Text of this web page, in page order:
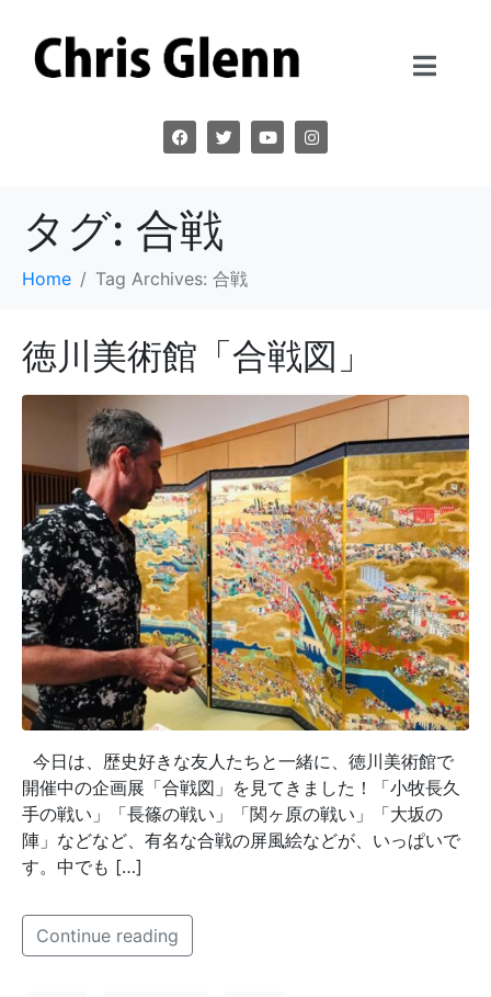
タグ: 合戦
Home Tag Archives: 合戦
徳川美術館「合戦図」
今日は、歴史好きな友人たちと一緒に、徳川美術館で
開催中の企画展「合戦図」を見てきました！「小牧長久
手の戦い」「長篠の戦い」「関ヶ原の戦い」「大坂の
陣」などなど、有名な合戦の屏風絵などが、いっぱいで
す。中でも […]
Continue reading